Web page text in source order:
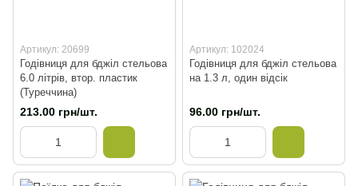
Артикул: 20699
Годівниця для бджіл стельова
6.0 літрів, втор. пластик
(Туреччина)
213.00 грн/шт.
Артикул: 102024
Годівниця для бджіл стельова
на 1.3 л, один відсік
96.00 грн/шт.